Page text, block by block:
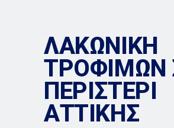
ΛΑΚΩΝΙΚΗ
ΤΡΟΦΙΜΩΝ
ΠΕΡΙΣΤΕΡΙ
ΑΤΤΙΚΗΣ